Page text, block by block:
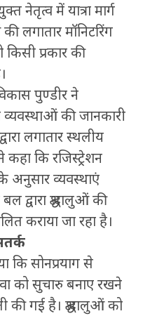
नेतृत्व में यात्रा मार्ग
लगातार मॉनिटरिंग
किसी प्रकार की
पुण्डीर ने
व्यवस्थाओं की जानकारी
लगातार स्थलीय
कहा कि रजिस्ट्रेशन
के अनुसार व्यवस्थाएं
श्रद्धालुओं की
कराया जा रहा है।
कि सोनप्रयाग से
को सुचारु बनाए रखने
की गई है। श्रद्धालुओं को